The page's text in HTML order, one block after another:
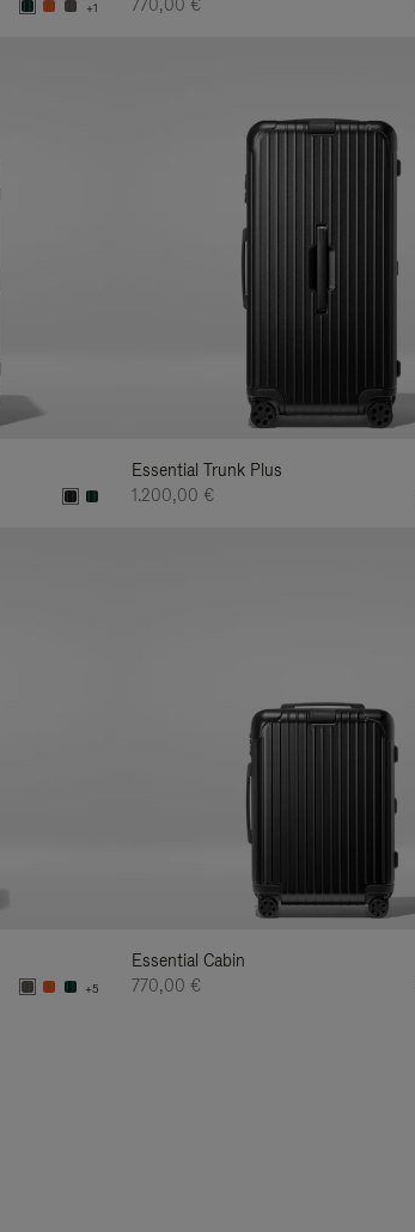
+1
770,00 €
Essential Trunk Plus
1.200,00 €
+5
Essential Cabin
770,00 €